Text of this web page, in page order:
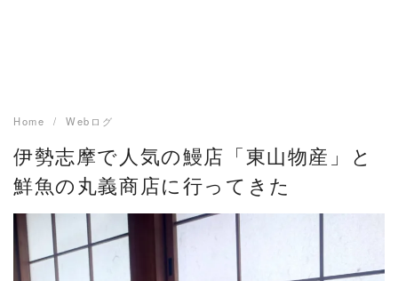
Home Webログ
伊勢志摩で人気の鰻店「東山物産」と
鮮魚の丸義商店に行ってきた